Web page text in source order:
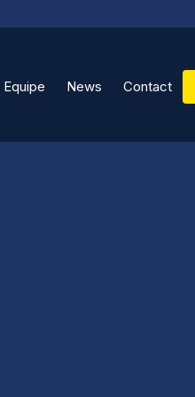
Equipe News Contact